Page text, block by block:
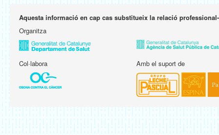
Aquesta informació en cap cas substitueix la relació
Organitza
Col·labora Amb el suport de